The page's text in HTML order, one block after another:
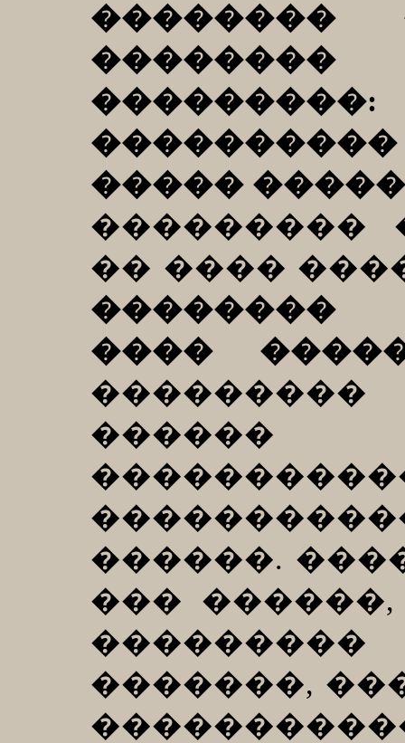
�����
���������
�� ����
��������
����
������
������.
���
�������,